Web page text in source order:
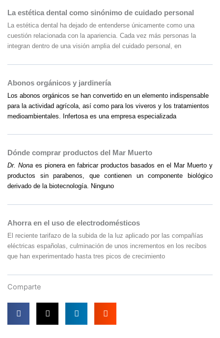
La estética dental como sinónimo de cuidado personal
La estética dental ha dejado de entenderse únicamente como una
cuestión relacionada con la apariencia. Cada vez más personas la
integran dentro de una visión amplia del cuidado personal, en
Abonos orgánicos y jardinería
Los abonos orgánicos se han convertido en un elemento indispensable
para la actividad agrícola, así como para los viveros y los tratamientos
medioambientales. Infertosa es una empresa especializada
Dónde comprar productos del Mar Muerto
Dr. Nonaes pionera en fabricar productos basados en el Mar Muerto y
productos sin parabenos, que contienen un componente biológico
derivado de la biotecnología. Ninguno
Ahorra en el uso de electrodomésticos
El reciente tarifazo de la subida de la luz aplicado por las compañías
eléctricas españolas, culminación de unos incrementos en los recibos
que han experimentado hasta tres picos de crecimiento
Comparte